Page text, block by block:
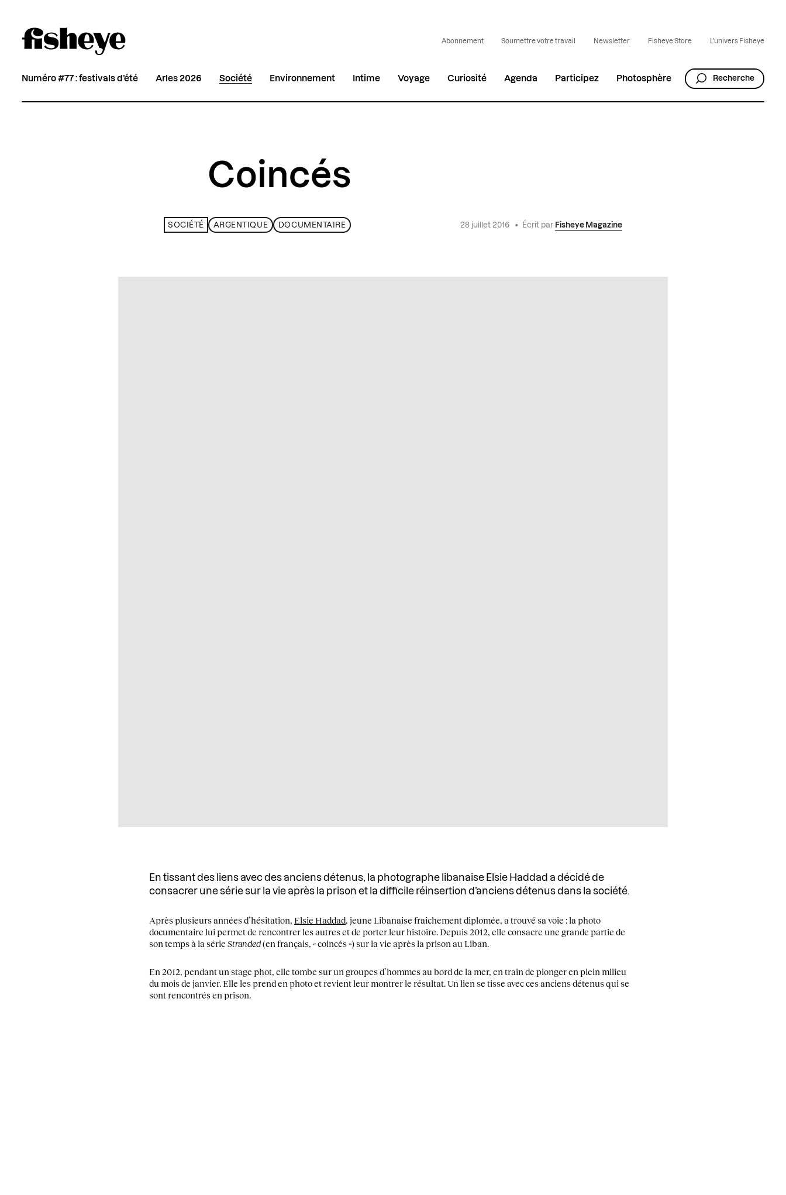
Abonnement Soumettre votre travail Newsletter Fisheye Store L'univers Fisheye
Numéro #77 : festivals d’été Arles 2026 Société Environnement Intime Voyage Curiosité Agenda Participez Photosphère Recherche
Coincés
SOCIÉTÉ ARGENTIQUE DOCUMENTAIRE 28 juillet 2016 • Écrit par Fisheye Magazine
En tissant des liens avec des anciens détenus, la photographe libanaise Elsie Haddad a décidé de
consacrer une série sur la vie après la prison et la difficile réinsertion d’anciens détenus dans la société.
Après plusieurs années d’hésitation,Elsie Haddad , jeune Libanaise fraîchement diplomée, a trouvé sa voie : la photo
documentaire lui permet de rencontrer les autres et de porter leur histoire. Depuis 2012, elle consacre une grande partie de
son temps à la sérieStranded(en français, « coincés ») sur la vie après la prison au Liban.
En 2012, pendant un stage phot, elle tombe sur un groupes d’hommes au bord de la mer, en train de plonger en plein milieu
du mois de janvier. Elle les prend en photo et revient leur montrer le résultat. Un lien se tisse avec ces anciens détenus qui se
sont rencontrés en prison.